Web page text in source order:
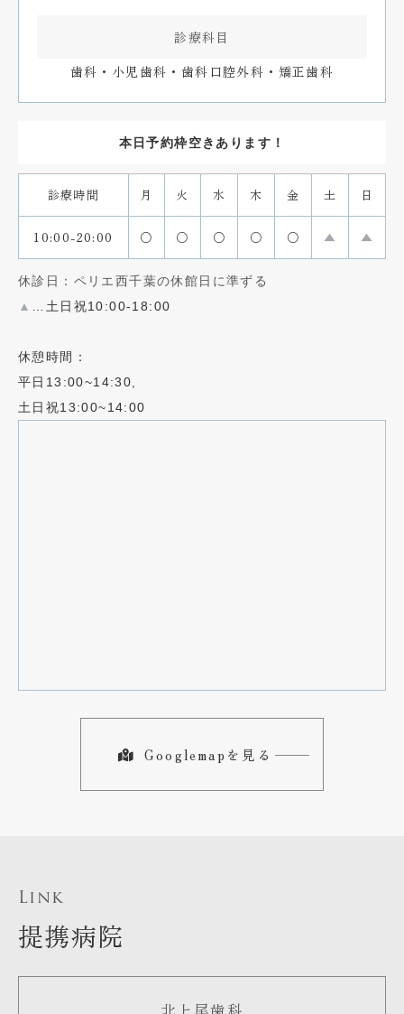
診療科目
歯科・小児歯科・歯科口腔外科・矯正歯科
本日予約枠空きあります！
診療時間 月 火 水 木 金 土 日
10:00-20:00 〇 〇 〇 〇 〇 ▲ ▲
休診日：ペリエ西千葉の休館日に準ずる
▲
…土日祝10:00-18:00
休憩時間：
平日13:00~14:30,
土日祝13:00~14:00
Googlemapを見る
Link
提携病院